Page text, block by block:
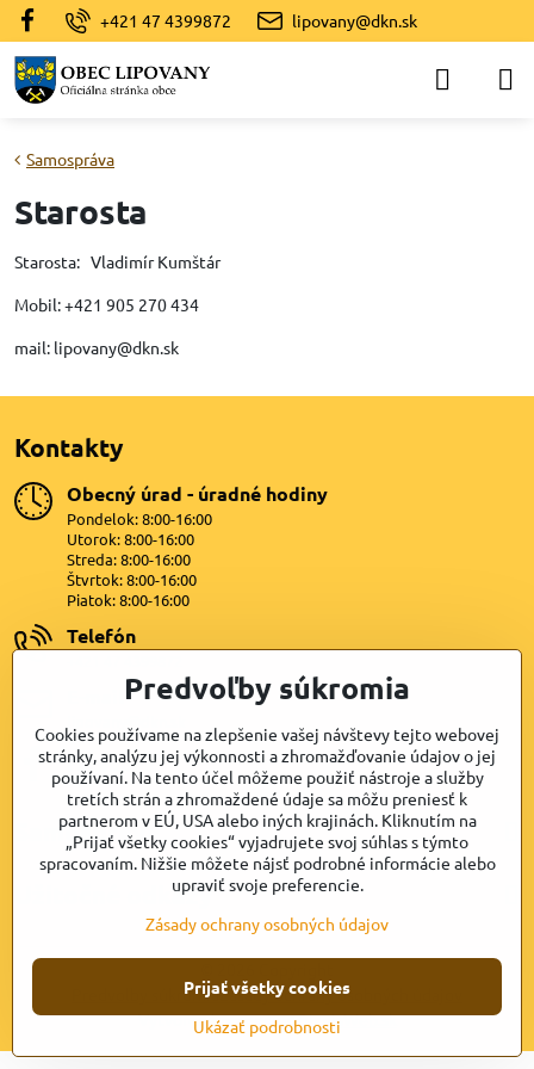
+421 47 4399872 lipovany@dkn.sk
Samospráva
Starosta
Starosta: Vladimír Kumštár
Mobil: +421 905 270 434
mail: lipovany@dkn.sk
Kontakty
Obecný úrad - úradné hodiny
Pondelok: 8:00-16:00
Utorok: 8:00-16:00
Streda: 8:00-16:00
Štvrtok: 8:00-16:00
Piatok: 8:00-16:00
Telefón
Facebook
Samospráva
Užitočné odkazy
Predvoľby súkromiaZásady ochrany osobných údajov
Vytvorené pomocou:BiznisWeb.sk
Predvoľby súkromia
Cookies používame na zlepšenie vašej návštevy tejto webovej
stránky, analýzu jej výkonnosti a zhromažďovanie údajov o jej
používaní. Na tento účel môžeme použiť nástroje a služby
tretích strán a zhromaždené údaje sa môžu preniesť k
partnerom v EÚ, USA alebo iných krajinách. Kliknutím na
„Prijať všetky cookies“ vyjadrujete svoj súhlas s týmto
spracovaním. Nižšie môžete nájsť podrobné informácie alebo
upraviť svoje preferencie.
Zásady ochrany osobných údajov
Ukázať podrobnosti
Prijať všetky cookies